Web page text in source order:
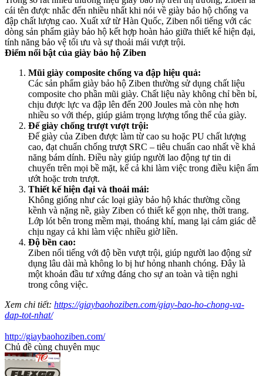
cái tên được nhắc đến nhiều nhất khi nói về giày bảo hộ chống va
đập chất lượng cao. Xuất xứ từ Hàn Quốc, Ziben nổi tiếng với các
dòng sản phẩm giày bảo hộ kết hợp hoàn hảo giữa thiết kế hiện đại,
tính năng bảo vệ tối ưu và sự thoải mái vượt trội.
Điểm nổi bật của giày bảo hộ Ziben
Mũi giày composite chống va đập hiệu quả:
Các sản phẩm giày bảo hộ Ziben thường sử dụng chất liệu
composite cho phần mũi giày. Chất liệu này không chỉ bền bỉ,
chịu được lực va đập lên đến 200 Joules mà còn nhẹ hơn
nhiều so với thép, giúp giảm trọng lượng tổng thể của giày.
Đế giày chống trượt vượt trội:
Đế giày của Ziben được làm từ cao su hoặc PU chất lượng
cao, đạt chuẩn chống trượt SRC – tiêu chuẩn cao nhất về khả
năng bám dính. Điều này giúp người lao động tự tin di
chuyển trên mọi bề mặt, kể cả khi làm việc trong điều kiện ẩm
ướt hoặc trơn trượt.
Thiết kế hiện đại và thoải mái:
Không giống như các loại giày bảo hộ khác thường cồng
kềnh và nặng nề, giày Ziben có thiết kế gọn nhẹ, thời trang.
Lớp lót bên trong mềm mại, thoáng khí, mang lại cảm giác dễ
chịu ngay cả khi làm việc nhiều giờ liền.
Độ bền cao:
Ziben nổi tiếng với độ bền vượt trội, giúp người lao động sử
dụng lâu dài mà không lo bị hư hỏng nhanh chóng. Đây là
một khoản đầu tư xứng đáng cho sự an toàn và tiện nghi
trong công việc.
Xem chi tiết: https://giaybaohoziben.com/giay-bao-ho-chong-va-
dap-tot-nhat/
http://giaybaohoziben.com/
Chủ đề cùng chuyên mục